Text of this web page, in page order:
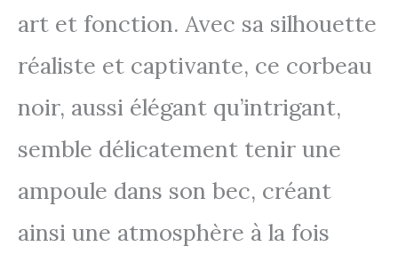
art et fonction. Avec sa silhouette
réaliste et captivante, ce corbeau
noir, aussi élégant qu’intrigant,
semble délicatement tenir une
ampoule dans son bec, créant
ainsi une atmosphère à la fois